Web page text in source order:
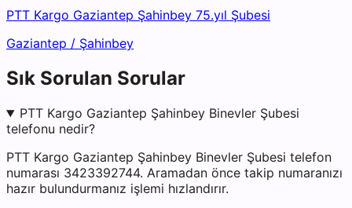
PTT Kargo Gaziantep Şahinbey 75.yıl Şubesi
Gaziantep / Şahinbey
Sık Sorulan Sorular
PTT Kargo Gaziantep Şahinbey Binevler Şubesi
telefonu nedir?
PTT Kargo Gaziantep Şahinbey Binevler Şubesi telefon
numarası 3423392744. Aramadan önce takip numaranızı
hazır bulundurmanız işlemi hızlandırır.